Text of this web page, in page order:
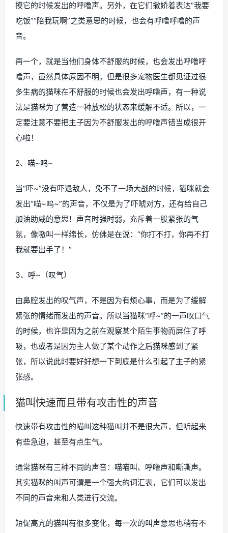
摸它的时候发出的呼噜声。另外，在它们撒娇着表达“我要
吃饭”“陪我玩啊”之类意思的时候，也会有呼噜呼噜的声
音。
再一个，就是当他们身体不舒服的时候，也会发出呼噜呼
噜声，虽然具体原因不明，但是很多宠物医生都见证过很
多生病的猫咪在不舒服的时候也会发出呼噜声，有一种说
法是猫咪为了营造一种放松的状态来缓解不适。所以，一
定要注意不要把主子因为不舒服发出的呼噜声错当成很开
心啦！
2、喵~呜~
当“吓~”没有吓退敌人，免不了一场大战的时候，猫咪就会
发出“喵~呜~”的声音，不仅是为了吓唬对方，还有给自己
加油助威的意思！声音时强时弱，充斥着一股紧张的气
氛，像嗷叫一样绵长，仿佛是在说：“你打不打，你再不打
我就要出手了！”
3、呼~（叹气）
由鼻腔发出的叹气声，不是因为有烦心事，而是为了缓解
紧张的情绪而发出的声音。所以当猫咪“呼~”的一声叹口气
的时候，也许是因为之前在观察某个陌生事物而屏住了呼
吸，也或者是因为主人做了某个动作之后猫咪感到了紧
张，所以说此时要好好想一下到底是什么引起了主子的紧
张感。
猫叫快速而且带有攻击性的声音
快速带有攻击性的喵叫这种猫叫并不是很大声，但听起来
有些急迫，甚至有点生气。
通常猫咪有三种不同的声音：喵喵叫、呼噜声和嘶嘶声。
其实猫咪的叫声可谓是一个强大的词汇表，它们可以发出
不同的声音来和人类进行交流。
短促高亢的猫叫有很多变化，每一次的叫声意思也稍有不